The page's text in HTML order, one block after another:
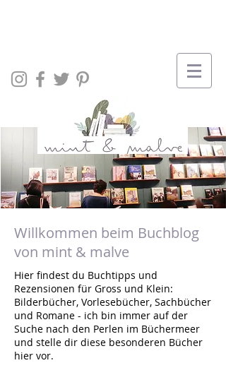
Willkommen beim Buchblog
von mint & malve
Hier findest du Buchtipps und
Rezensionen für Gross und Klein:
Bilderbücher, Vorlesebücher, Sachbücher
und Romane - ich bin immer auf der
Suche nach den Perlen im Büchermeer
und stelle dir diese besonderen Bücher
hier vor.